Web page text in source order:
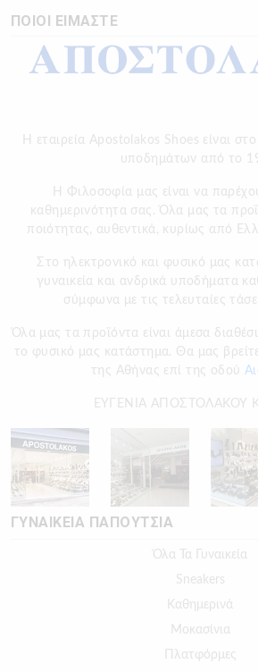
ΠΟΙΟΙ ΕΙΜΑΣΤΕ
Η εταιρεία Apostolakos Shoes είναι
υποδημάτων από το
H Φιλοσοφία μας είναι να
καθημερινότητα σας. Όλα μας τα
ποιότητας, αυθεντικά, κυρίως από
Στο ηλεκτρονικό και φυσικό μας
γυναικεία και ανδρικά υποδήματα
σύμφωνα με τις τελευταίες
Όλα μας τα προϊόντα είναι άμεσα
το φυσικό μας κατάστημα. Θα μας
της Αθήνας επί της οδού
ΕΥΓΕΝΙΑ ΑΠΟΣΤΟΛΑΚΟΥ
ΓΥΝΑΙΚΕΙΑ ΠΑΠΟΥΤΣΙΑ
Όλα Τα Γυναικεία
Sneakers
Καθημερινά
Μοκασίνια
Πλατφόρμες